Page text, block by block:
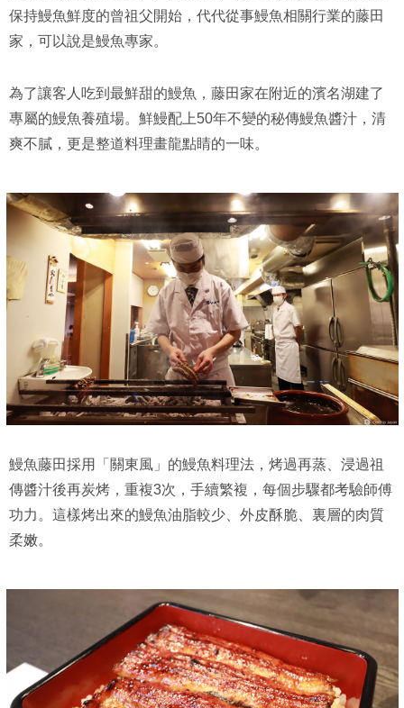
保持鰻魚鮮度的曾祖父開始，代代從事鰻魚相關行業的藤田
家，可以說是鰻魚專家。
為了讓客人吃到最鮮甜的鰻魚，藤田家在附近的濱名湖建了
專屬的鰻魚養殖場。鮮鰻配上50年不變的秘傳鰻魚醬汁，清
爽不膩，更是整道料理畫龍點睛的一味。
鰻魚藤田採用「關東風」的鰻魚料理法，烤過再蒸、浸過祖
傳醬汁後再炭烤，重複3次，手續繁複，每個步驟都考驗師傅
功力。這樣烤出來的鰻魚油脂較少、外皮酥脆、裏層的肉質
柔嫩。